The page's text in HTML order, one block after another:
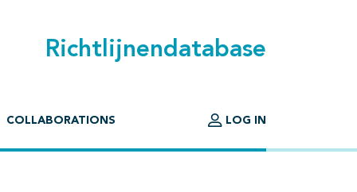
Richtlijnendatabase
COLLABORATIONS LOG IN